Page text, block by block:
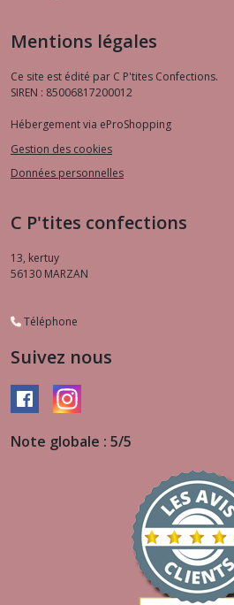
Mentions légales
Ce site est édité par C P'tites Confections.
SIREN : 85006817200012
Hébergement via eProShopping
Gestion des cookies
Données personnelles
C P'tites confections
13, kertuy
56130 MARZAN
Téléphone
Suivez nous
Note globale : 5/5